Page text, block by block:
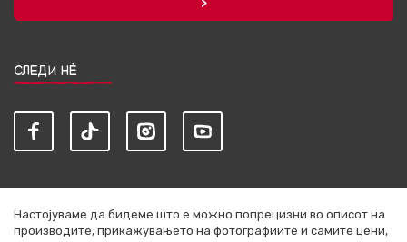
СЛЕДИ НЀ
Настојуваме да бидеме што е можно попрецизни во описот на
производите, прикажувањето на фотографиите и самите цени,